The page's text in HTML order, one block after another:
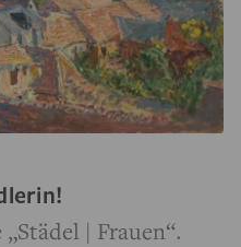
| Frauen“.